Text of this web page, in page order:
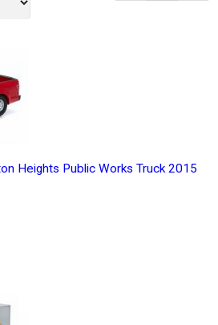
Heights Public Works Truck 2015